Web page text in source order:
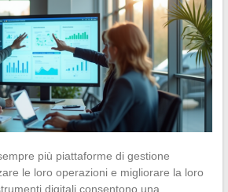
più piattaforme di gestione
le loro operazioni e migliorare la loro
digitali consentono una